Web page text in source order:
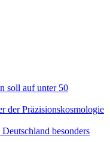
soll auf unter 50
der Präzisionskosmologie
besonders